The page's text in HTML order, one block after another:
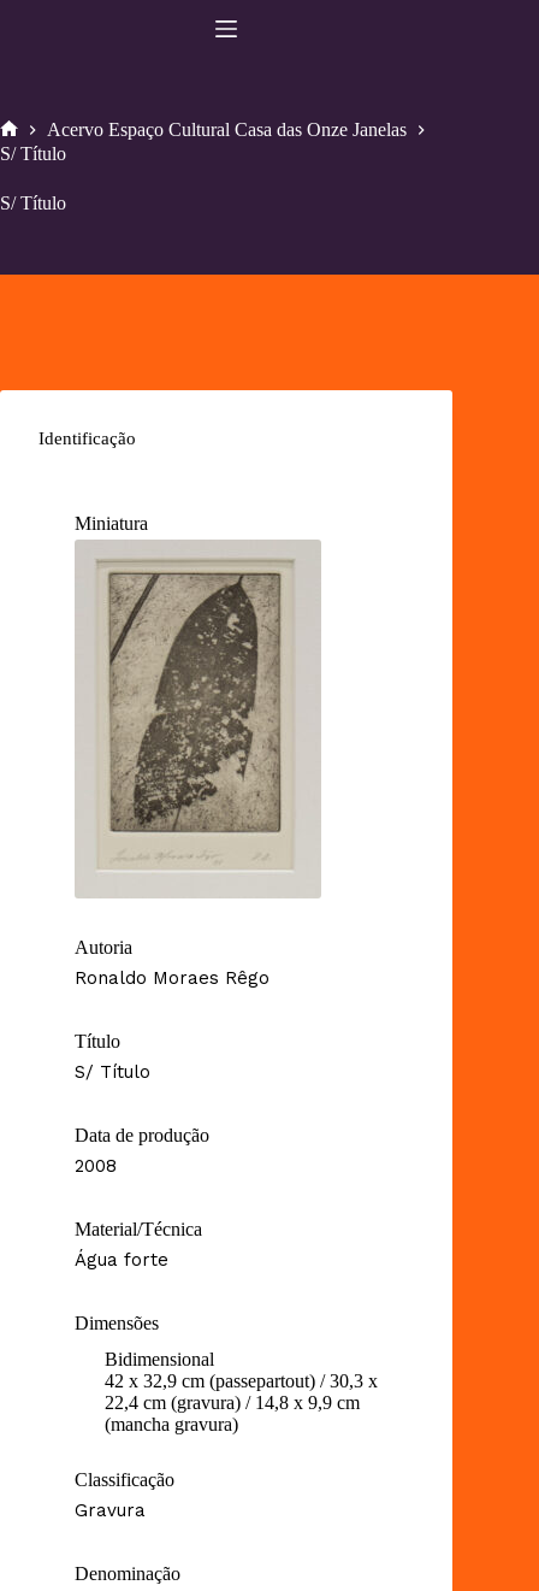
Home
Acervo Espaço Cultural Casa das Onze Janelas
S/ Título
S/ Título
Identificação
Miniatura
Autoria
Ronaldo Moraes Rêgo
Título
S/ Título
Data de produção
2008
Material/Técnica
Água forte
Dimensões
Bidimensional
42 x 32,9 cm (passepartout) / 30,3 x
22,4 cm (gravura) / 14,8 x 9,9 cm
(mancha gravura)
Classificação
Gravura
Denominação